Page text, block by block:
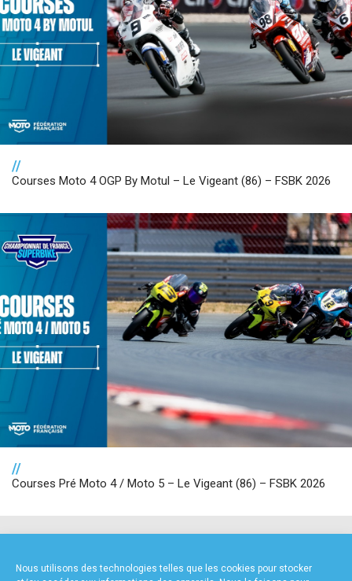
Nous utilisons des technologies telles que les cookies pour stocker
//
Courses Moto 4 OGP By Motul – Le Vigeant (86) – FSBK 2026
//
Courses Pré Moto 4 / Moto 5 – Le Vigeant (86) – FSBK 2026